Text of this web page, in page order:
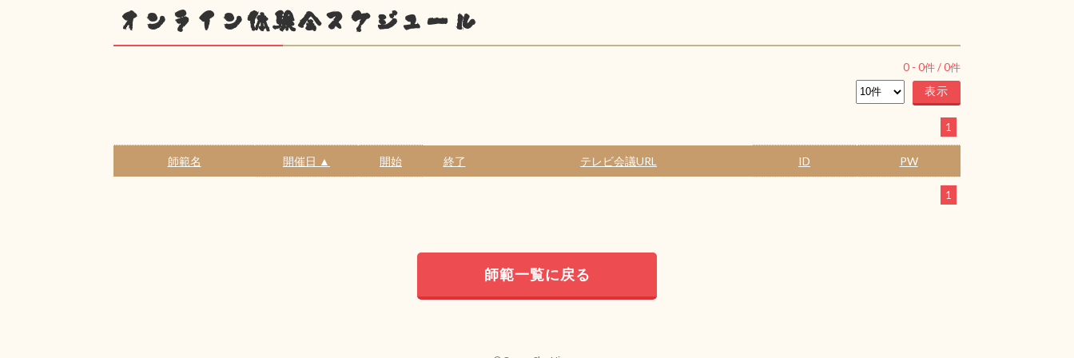
オンライン体験会スケジュール
0 - 0件 /0件
1
師範名 開催日 ▲ 開始 終了 テレビ会議URL ID PW
1
師範一覧に戻る